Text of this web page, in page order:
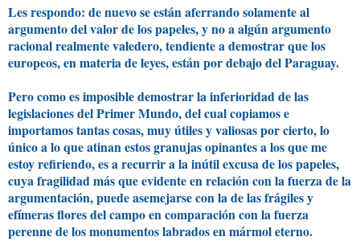
Les respondo: de nuevo se están aferrando solamente al
argumento del valor de los papeles, y no a algún argumento
racional realmente valedero, tendiente a demostrar que los
europeos, en materia de leyes, están por debajo del Paraguay.
Pero como es imposible demostrar la inferioridad de las
legislaciones del Primer Mundo, del cual copiamos e
importamos tantas cosas, muy útiles y valiosas por cierto, lo
único a lo que atinan estos granujas opinantes a los que me
estoy refiriendo, es a recurrir a la inútil excusa de los papeles,
cuya fragilidad más que evidente en relación con la fuerza de la
argumentación, puede asemejarse con la de las frágiles y
efímeras flores del campo en comparación con la fuerza
perenne de los monumentos labrados en mármol eterno.